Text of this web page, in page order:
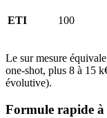
ETI 100
Le sur mesure
one-shot, plus 8 à 15
évolutive).
Formule rapide